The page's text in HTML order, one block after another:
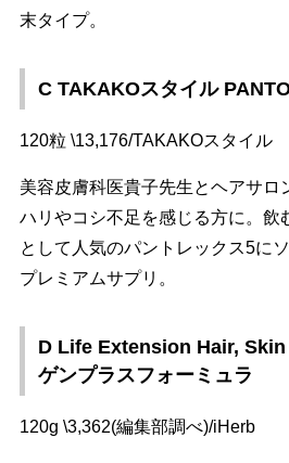
末タイプ。
C TAKAKOスタイル
120粒 \13,176/TAKAKOスタイル
美容皮膚科医貴子先生とヘアサロ
ハリやコシ不足を感じる方に。飲
として人気のパントレックス5に
プレミアムサプリ。
D Life Extension Hair,
ゲンプラスフォーミュラ
120g \3,362(編集部調べ)/iHerb